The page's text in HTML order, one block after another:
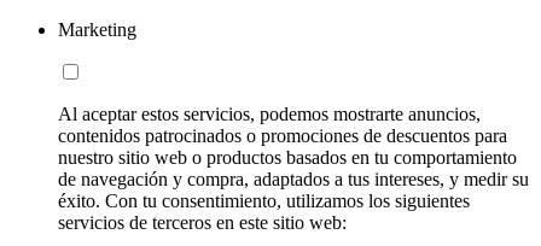
Marketing
Al aceptar estos servicios, podemos mostrarte anuncios,
contenidos patrocinados o promociones de descuentos para
nuestro sitio web o productos basados en tu comportamiento
de navegación y compra, adaptados a tus intereses, y medir su
éxito. Con tu consentimiento, utilizamos los siguientes
servicios de terceros en este sitio web: